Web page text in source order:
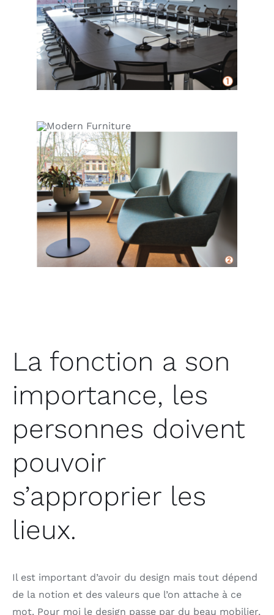
La fonction a son
importance, les
personnes doivent
pouvoir
s’approprier les
lieux.
Il est important d’avoir du design mais tout dépend
de la notion et des valeurs que l’on attache à ce
mot. Pour moi le design passe par du beau mobilier,